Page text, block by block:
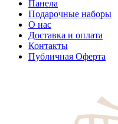
Панела
Подарочные наборы
О нас
Доставка и оплата
Контакты
Публичная Оферта